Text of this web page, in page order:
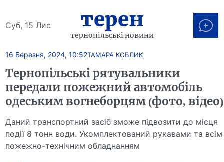
Суб, 15 Лис терен
тернопільські новини
16 Березня, 2024, 10:52ТАМАРА КОБЛИК
Тернопільські рятувальники
передали пожежний автомобіль
одеським вогнеборцям (фото, відео)
Даний транспортний засіб зможе підвозити до місця
події 8 тонн води. Укомплектований рукавами та всім
пожежно-технічним обладнанням